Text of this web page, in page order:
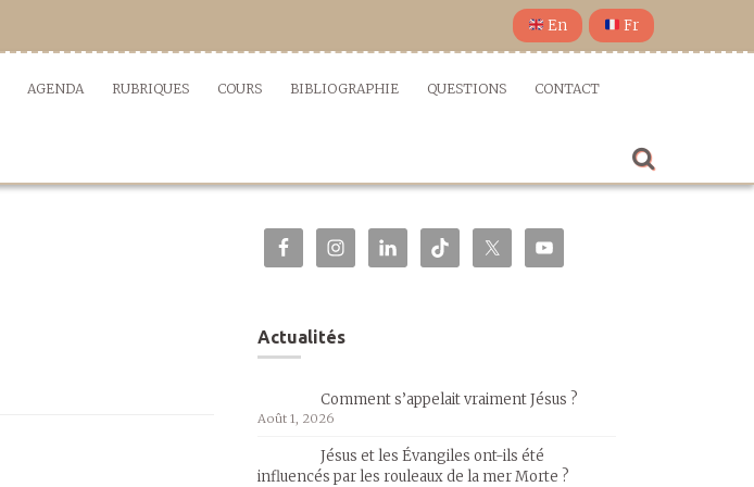
En Fr
AGENDA RUBRIQUES COURS BIBLIOGRAPHIE QUESTIONS CONTACT
Actualités
Comment s’appelait vraiment Jésus ?
Août 1, 2026
Jésus et les Évangiles ont-ils été
influencés par les rouleaux de la mer Morte ?